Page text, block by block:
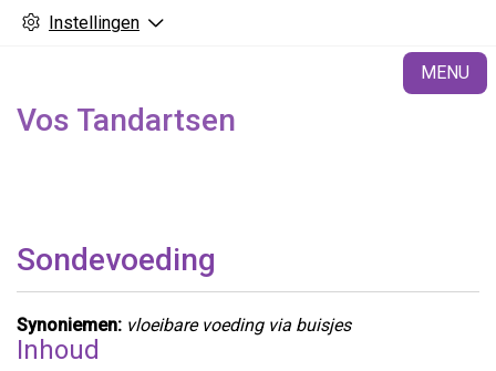
Instellingen
MENU
Vos Tandartsen
Sondevoeding
Synoniemen: vloeibare voeding via buisjes
Inhoud